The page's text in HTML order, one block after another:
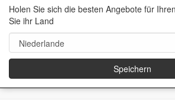
Holen Sie sich die besten Angebote für
Sie ihr Land
Speichern